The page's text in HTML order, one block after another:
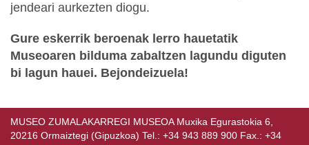
jendeari aurkezten diogu.
Gure eskerrik beroenak lerro hauetatik
Museoaren bilduma zabaltzen lagundu diguten
bi lagun hauei. Bejondeizuela!
MUSEO ZUMALAKARREGI MUSEOA Muxika Egurastokia 6,
20216 Ormaiztegi (Gipuzkoa) Tel.: +34 943 889 900 Fax.: +34